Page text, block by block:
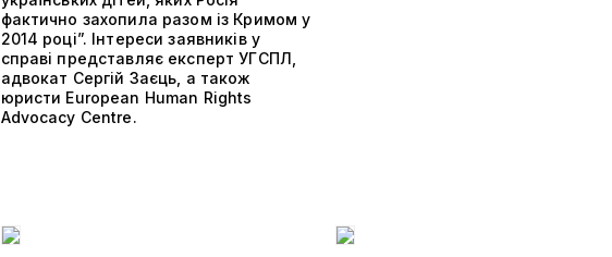
фактично захопила разом із Кримом у
2014 році”. Інтереси заявників у
справі представляє експерт УГСПЛ,
адвокат Сергій Заєць, а також
юристи European Human Rights
Advocacy Centre.